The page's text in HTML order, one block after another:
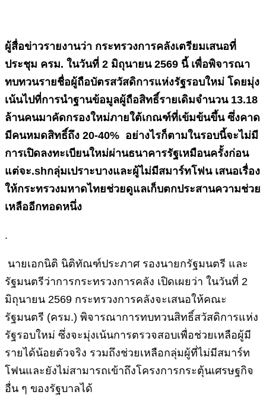
ผู้สื่อข่าวรายงานว่า กระทรวงการคลังเตรียมเสนอที่
ประชุม ครม. ในวันที่ 2 มิถุนายน 2569 นี้ เพื่อพิจารณา
ทบทวนรายชื่อผู้ถือบัตรสวัสดิการแห่งรัฐรอบใหม่ โดยมุ่ง
เน้นไปที่การนำฐานข้อมูลผู้ถือสิทธิ์รายเดิมจำนวน 13.18
ล้านคนมาคัดกรองใหม่ภายใต้เกณฑ์ที่เข้มข้นขึ้น ซึ่งคาด
มีคนหมดสิทธิ์ถึง 20-40% อย่างไรก็ตามในรอบนี้จะไม่มี
การเปิดลงทะเบียนใหม่ผ่านธนาคารรัฐเหมือนครั้งก่อน
แต่จะ.shกลุ่มเปราะบางและผู้ไม่มีสมาร์ทโฟน เสนอเรื่อง
ให้กระทรวงมหาดไทยช่วยดูแลเก็บตกประสานความช่วย
เหลืออีกทอดหนึ่ง
.
นายเอกนิติ นิติทัณฑ์ประภาศ รองนายกรัฐมนตรี และ
รัฐมนตรีว่าการกระทรวงการคลัง เปิดเผยว่า ในวันที่ 2
มิถุนายน 2569 กระทรวงการคลังจะเสนอให้คณะ
รัฐมนตรี (ครม.) พิจารณาการทบทวนสิทธิ์สวัสดิการแห่ง
รัฐรอบใหม่ ซึ่งจะมุ่งเน้นการตรวจสอบเพื่อช่วยเหลือผู้มี
รายได้น้อยตัวจริง รวมถึงช่วยเหลือกลุ่มผู้ที่ไม่มีสมาร์ท
โฟนและยังไม่สามารถเข้าถึงโครงการกระตุ้นเศรษฐกิจ
อื่น ๆ ของรัฐบาลได้